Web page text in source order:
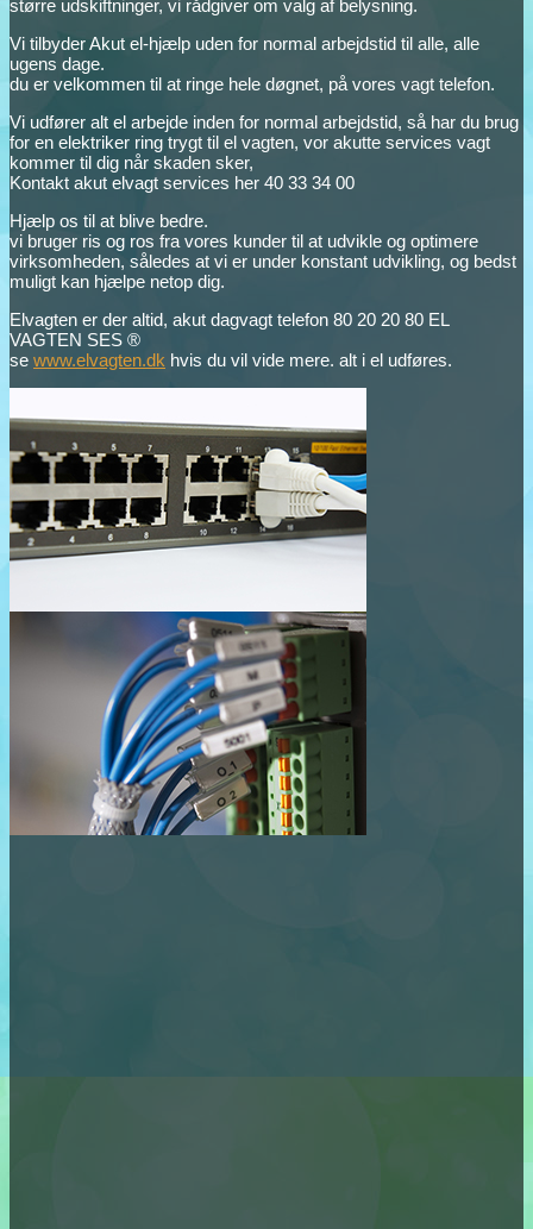
større udskiftninger, vi rådgiver om valg af belysning.
Vi tilbyder Akut el-hjælp uden for normal arbejdstid til alle, alle
ugens dage.
du er velkommen til at ringe hele døgnet, på vores vagt telefon.
Vi udfører alt el arbejde inden for normal arbejdstid, så har du brug
for en elektriker ring trygt til el vagten, vor akutte services vagt
kommer til dig når skaden sker,
Kontakt akut elvagt services her 40 33 34 00
Hjælp os til at blive bedre.
vi bruger ris og ros fra vores kunder til at udvikle og optimere
virksomheden, således at vi er under konstant udvikling, og bedst
muligt kan hjælpe netop dig.
Elvagten er der altid, akut dagvagt telefon 80 20 20 80 EL
VAGTEN SES ®
se www.elvagten.dk hvis du vil vide mere. alt i el udføres.